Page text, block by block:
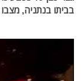
בביתו בנתניה, מצבו